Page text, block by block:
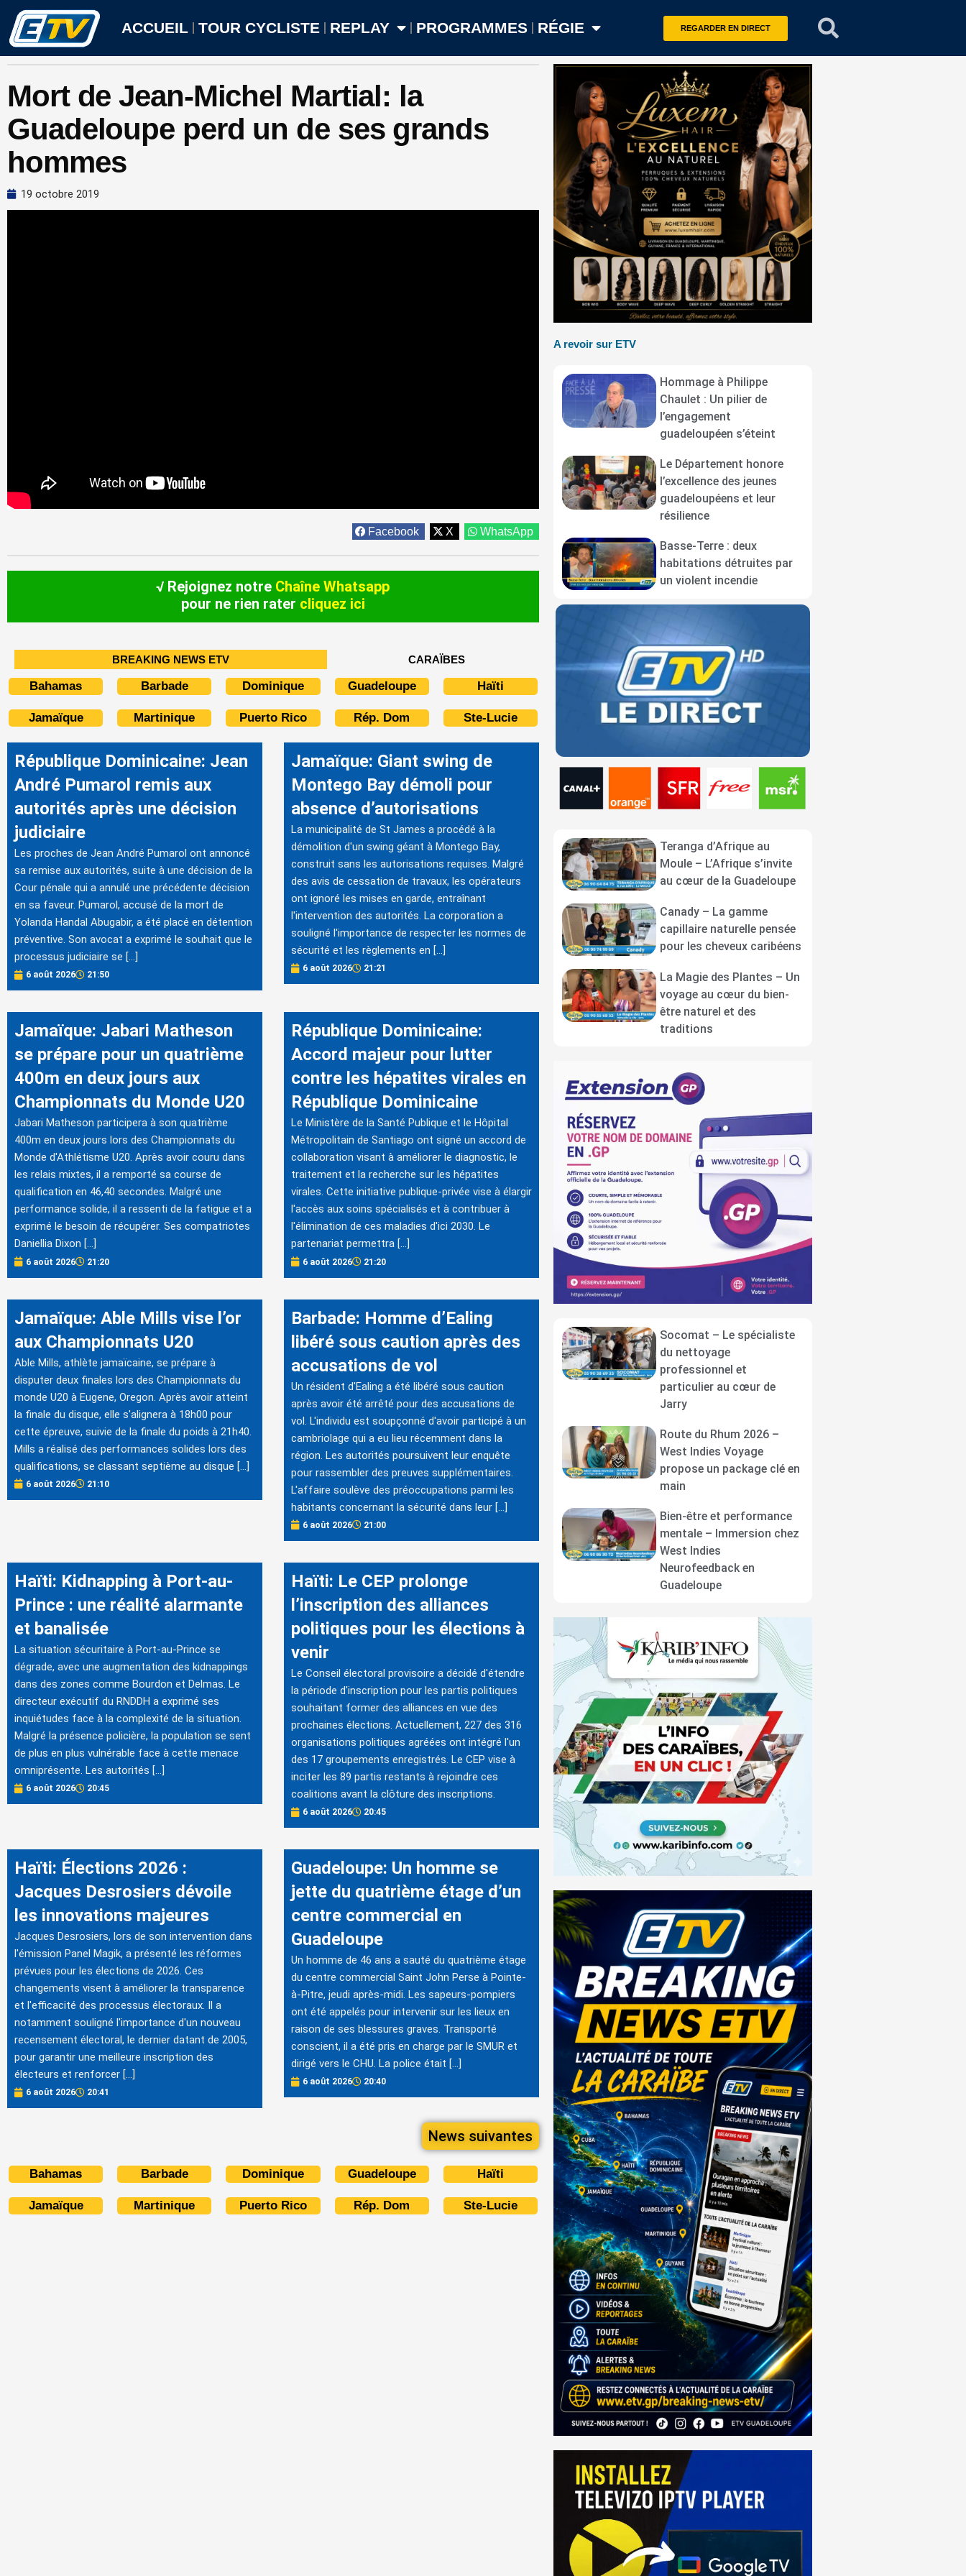
Aller
contenu
ACCUEIL TOUR CYCLISTE REPLAY PROGRAMMES RÉGIE REGARDER EN DIRECT
Mort de Jean-Michel Martial: la
Guadeloupe perd un de ses grands
hommes
19 octobre 2019
Facebook X WhatsApp
√ Rejoignez notre Chaîne Whatsapp
pour ne rien rater cliquez ici
BREAKING NEWS ETV CARAÏBES
Bahamas Barbade Dominique Guadeloupe Haïti
Jamaïque Martinique Puerto Rico Rép. Dom Ste-Lucie
République Dominicaine: Jean
André Pumarol remis aux
autorités après une décision
judiciaire
Les proches de Jean André Pumarol ont annoncé
sa remise aux autorités, suite à une décision de la
Cour pénale qui a annulé une précédente décision
en sa faveur. Pumarol, accusé de la mort de
Yolanda Handal Abugabir, a été placé en détention
préventive. Son avocat a exprimé le souhait que le
processus judiciaire se […]
6 août 2026 21:50
Jamaïque: Giant swing de
Montego Bay démoli pour
absence d’autorisations
La municipalité de St James a procédé à la
démolition d'un swing géant à Montego Bay,
construit sans les autorisations requises. Malgré
des avis de cessation de travaux, les opérateurs
ont ignoré les mises en garde, entraînant
l'intervention des autorités. La corporation a
souligné l'importance de respecter les normes de
sécurité et les règlements en […]
6 août 2026 21:21
Jamaïque: Jabari Matheson
se prépare pour un quatrième
400m en deux jours aux
Championnats du Monde U20
Jabari Matheson participera à son quatrième
400m en deux jours lors des Championnats du
Monde d'Athlétisme U20. Après avoir couru dans
les relais mixtes, il a remporté sa course de
qualification en 46,40 secondes. Malgré une
performance solide, il a ressenti de la fatigue et a
exprimé le besoin de récupérer. Ses compatriotes
Daniellia Dixon […]
6 août 2026 21:20
République Dominicaine:
Accord majeur pour lutter
contre les hépatites virales en
République Dominicaine
Le Ministère de la Santé Publique et le Hôpital
Métropolitain de Santiago ont signé un accord de
collaboration visant à améliorer le diagnostic, le
traitement et la recherche sur les hépatites
virales. Cette initiative publique-privée vise à élargir
l'accès aux soins spécialisés et à contribuer à
l'élimination de ces maladies d'ici 2030. Le
partenariat permettra […]
6 août 2026 21:20
Jamaïque: Able Mills vise l’or
aux Championnats U20
Able Mills, athlète jamaïcaine, se prépare à
disputer deux finales lors des Championnats du
monde U20 à Eugene, Oregon. Après avoir atteint
la finale du disque, elle s'alignera à 18h00 pour
cette épreuve, suivie de la finale du poids à 21h40.
Mills a réalisé des performances solides lors des
qualifications, se classant septième au disque […]
6 août 2026 21:10
Barbade: Homme d’Ealing
libéré sous caution après des
accusations de vol
Un résident d'Ealing a été libéré sous caution
après avoir été arrêté pour des accusations de
vol. L'individu est soupçonné d'avoir participé à un
cambriolage qui a eu lieu récemment dans la
région. Les autorités poursuivent leur enquête
pour rassembler des preuves supplémentaires.
L'affaire soulève des préoccupations parmi les
habitants concernant la sécurité dans leur […]
6 août 2026 21:00
Haïti: Kidnapping à Port-au-
Prince : une réalité alarmante
et banalisée
La situation sécuritaire à Port-au-Prince se
dégrade, avec une augmentation des kidnappings
dans des zones comme Bourdon et Delmas. Le
directeur exécutif du RNDDH a exprimé ses
inquiétudes face à la complexité de la situation.
Malgré la présence policière, la population se sent
de plus en plus vulnérable face à cette menace
omniprésente. Les autorités […]
6 août 2026 20:45
Haïti: Le CEP prolonge
l’inscription des alliances
politiques pour les élections à
venir
Le Conseil électoral provisoire a décidé d'étendre
la période d'inscription pour les partis politiques
souhaitant former des alliances en vue des
prochaines élections. Actuellement, 227 des 316
organisations politiques agréées ont intégré l'un
des 17 groupements enregistrés. Le CEP vise à
inciter les 89 partis restants à rejoindre ces
coalitions avant la clôture des inscriptions.
6 août 2026 20:45
Haïti: Élections 2026 :
Jacques Desrosiers dévoile
les innovations majeures
Jacques Desrosiers, lors de son intervention dans
l'émission Panel Magik, a présenté les réformes
prévues pour les élections de 2026. Ces
changements visent à améliorer la transparence
et l'efficacité des processus électoraux. Il a
notamment souligné l'importance d'un nouveau
recensement électoral, le dernier datant de 2005,
pour garantir une meilleure inscription des
électeurs et renforcer […]
6 août 2026 20:41
Guadeloupe: Un homme se
jette du quatrième étage d’un
centre commercial en
Guadeloupe
Un homme de 46 ans a sauté du quatrième étage
du centre commercial Saint John Perse à Pointe-
à-Pitre, jeudi après-midi. Les sapeurs-pompiers
ont été appelés pour intervenir sur les lieux en
raison de ses blessures graves. Transporté
conscient, il a été pris en charge par le SMUR et
dirigé vers le CHU. La police était […]
6 août 2026 20:40
News suivantes
Bahamas Barbade Dominique Guadeloupe Haïti
Jamaïque Martinique Puerto Rico Rép. Dom Ste-Lucie
A revoir sur ETV
Hommage à Philippe
Chaulet : Un pilier de
l’engagement
guadeloupéen s’éteint
Le Département honore
l’excellence des jeunes
guadeloupéens et leur
résilience
Basse-Terre : deux
habitations détruites par
un violent incendie
Teranga d’Afrique au
Moule – L’Afrique s’invite
au cœur de la Guadeloupe
Canady – La gamme
capillaire naturelle pensée
pour les cheveux caribéens
La Magie des Plantes – Un
voyage au cœur du bien-
être naturel et des
traditions
Socomat – Le spécialiste
du nettoyage
professionnel et
particulier au cœur de
Jarry
Route du Rhum 2026 –
West Indies Voyage
propose un package clé en
main
Bien-être et performance
mentale – Immersion chez
West Indies
Neurofeedback en
Guadeloupe